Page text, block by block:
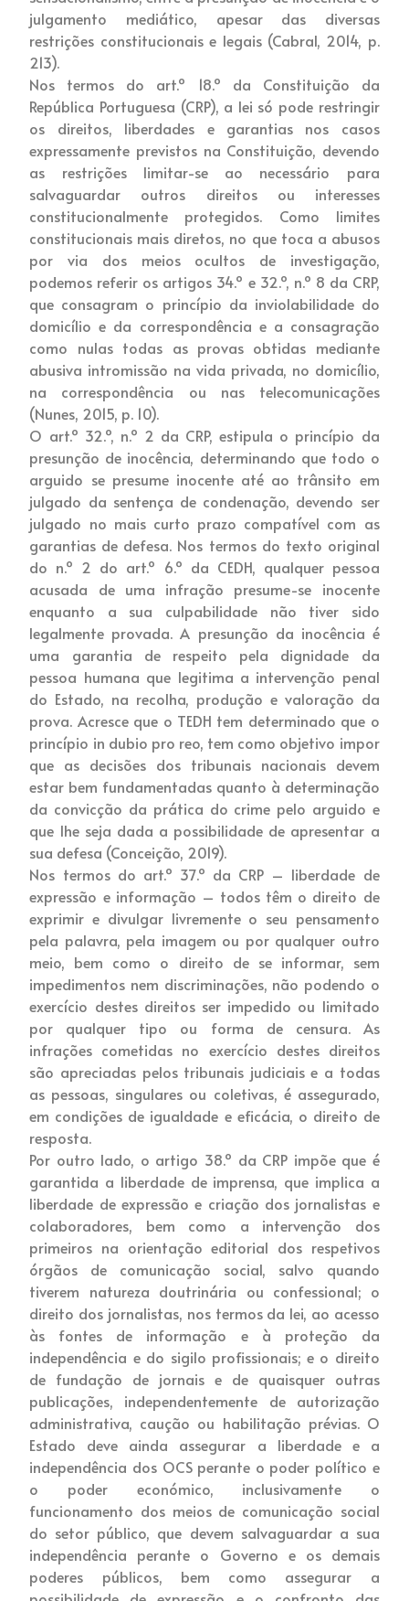
julgamento mediático, apesar das diversas
restrições constitucionais e legais (Cabral, 2014, p.
213).
Nos termos do art.º 18.º da Constituição da
República Portuguesa (CRP), a lei só pode restringir
os direitos, liberdades e garantias nos casos
expressamente previstos na Constituição, devendo
as restrições limitar-se ao necessário para
salvaguardar outros direitos ou interesses
constitucionalmente protegidos. Como limites
constitucionais mais diretos, no que toca a abusos
por via dos meios ocultos de investigação,
podemos referir os artigos 34.º e 32.º, n.º 8 da CRP,
que consagram o princípio da inviolabilidade do
domicílio e da correspondência e a consagração
como nulas todas as provas obtidas mediante
abusiva intromissão na vida privada, no domicílio,
na correspondência ou nas telecomunicações
(Nunes, 2015, p. 10).
O art.º 32.º, n.º 2 da CRP, estipula o princípio da
presunção de inocência, determinando que todo o
arguido se presume inocente até ao trânsito em
julgado da sentença de condenação, devendo ser
julgado no mais curto prazo compatível com as
garantias de defesa. Nos termos do texto original
do n.º 2 do art.º 6.º da CEDH, qualquer pessoa
acusada de uma infração presume-se inocente
enquanto a sua culpabilidade não tiver sido
legalmente provada. A presunção da inocência é
uma garantia de respeito pela dignidade da
pessoa humana que legitima a intervenção penal
do Estado, na recolha, produção e valoração da
prova. Acresce que o TEDH tem determinado que o
princípio in dubio pro reo, tem como objetivo impor
que as decisões dos tribunais nacionais devem
estar bem fundamentadas quanto à determinação
da convicção da prática do crime pelo arguido e
que lhe seja dada a possibilidade de apresentar a
sua defesa (Conceição, 2019).
Nos termos do art.º 37.º da CRP – liberdade de
expressão e informação – todos têm o direito de
exprimir e divulgar livremente o seu pensamento
pela palavra, pela imagem ou por qualquer outro
meio, bem como o direito de se informar, sem
impedimentos nem discriminações, não podendo o
exercício destes direitos ser impedido ou limitado
por qualquer tipo ou forma de censura. As
infrações cometidas no exercício destes direitos
são apreciadas pelos tribunais judiciais e a todas
as pessoas, singulares ou coletivas, é assegurado,
em condições de igualdade e eficácia, o direito de
resposta.
Por outro lado, o artigo 38.º da CRP impõe que é
garantida a liberdade de imprensa, que implica a
liberdade de expressão e criação dos jornalistas e
colaboradores, bem como a intervenção dos
primeiros na orientação editorial dos respetivos
órgãos de comunicação social, salvo quando
tiverem natureza doutrinária ou confessional; o
direito dos jornalistas, nos termos da lei, ao acesso
às fontes de informação e à proteção da
independência e do sigilo profissionais; e o direito
de fundação de jornais e de quaisquer outras
publicações, independentemente de autorização
administrativa, caução ou habilitação prévias. O
Estado deve ainda assegurar a liberdade e a
independência dos OCS perante o poder político e
o poder económico, inclusivamente o
funcionamento dos meios de comunicação social
do setor público, que devem salvaguardar a sua
independência perante o Governo e os demais
poderes públicos, bem como assegurar a